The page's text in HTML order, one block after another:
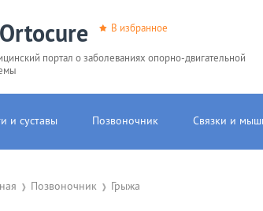
Ortocure В избранное
портал о заболеваниях опорно-двигательной
и суставы Позвоночник Связки и
Позвоночник Грыжа